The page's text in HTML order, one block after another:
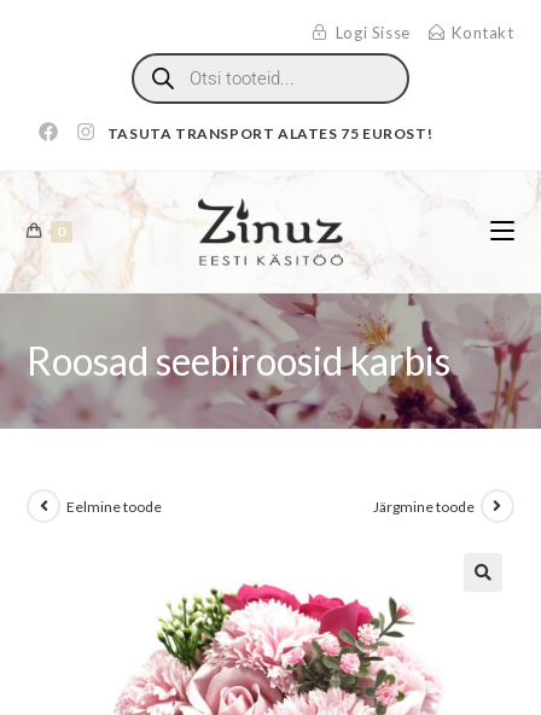
Logi Sisse Kontakt
TASUTA TRANSPORT ALATES 75 EUROST!
0
Roosad seebiroosid karbis
Eelmine toode Järgmine toode